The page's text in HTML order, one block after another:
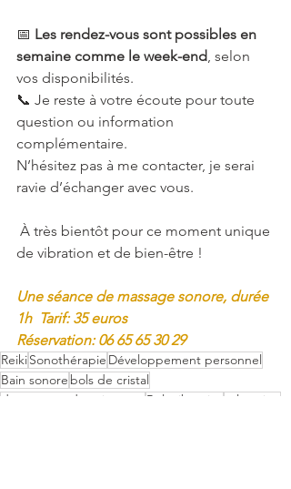
📅 Les rendez-vous sont possibles en
semaine comme le week-end, selon
vos disponibilités.
📞 Je reste à votre écoute pour toute
question ou information
complémentaire.
N’hésitez pas à me contacter, je serai
ravie d’échanger avec vous.
de vibration et de bien-être !
Une séance de massage sonore, durée
1h  Tarif: 35 euros
Réservation: 06 65 65 30 29
ReikiSonothérapie Développement personnel
Bain sonore bols de cristal
découverte de soi même
Bols tibétains
relaxation